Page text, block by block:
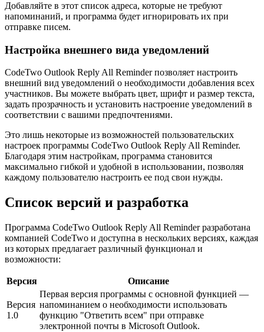
Добавляйте в этот список адреса, которые не требуют
напоминаний, и программа будет игнорировать их при
отправке писем.
Настройка внешнего вида уведомлений
CodeTwo Outlook Reply All Reminder позволяет настроить
внешний вид уведомлений о необходимости добавления всех
участников. Вы можете выбрать цвет, шрифт и размер текста,
задать прозрачность и установить настроение уведомлений в
соответствии с вашими предпочтениями.
Это лишь некоторые из возможностей пользовательских
настроек программы CodeTwo Outlook Reply All Reminder.
Благодаря этим настройкам, программа становится
максимально гибкой и удобной в использовании, позволяя
каждому пользователю настроить ее под свои нужды.
Список версий и разработка
Программа CodeTwo Outlook Reply All Reminder разработана
компанией CodeTwo и доступна в нескольких версиях, каждая
из которых предлагает различный функционал и
возможности:
Версия Описание
Версия
1.0
Первая версия программы с основной функцией —
напоминанием о необходимости использовать
функцию "Ответить всем" при отправке
электронной почты в Microsoft Outlook.